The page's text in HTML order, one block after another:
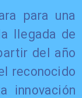
para una
llegada de
del año
reconocido
innovación